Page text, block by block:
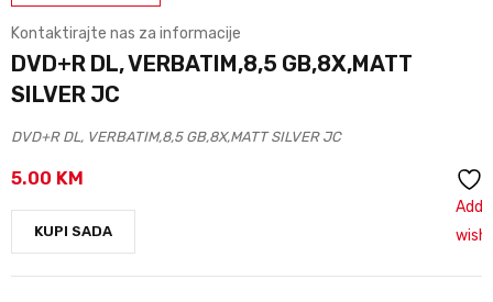
Kontaktirajte nas za informacije
DVD+R DL, VERBATIM,8,5 GB,8X,MATT
SILVER JC
DVD+R DL, VERBATIM,8,5 GB,8X,MATT SILVER JC
5.00 KM
KUPI SADA
Add